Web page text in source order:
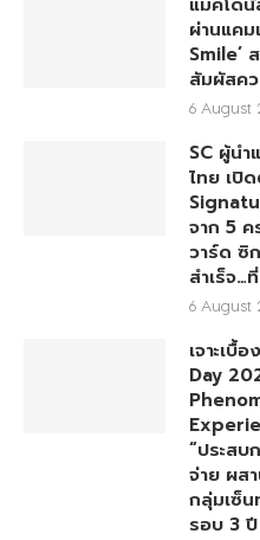
ผ่านแค
Smile’
สัมผัสค
6 August
SC ผู้น
ไทย เปิ
จาก 5 ค
วาร์ด ซิ
สำเร็จ…
6 August
เจาะเบื้
Day
“ประสบ
จ่าย ผส
กลุ่มเซ็
รอบ 3